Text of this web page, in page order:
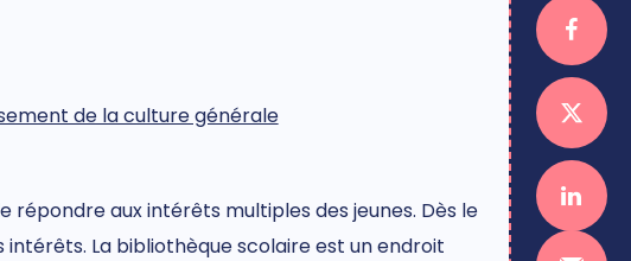
de la culture générale
aux intérêts multiples des jeunes. Dès le
La bibliothèque scolaire est un endroit